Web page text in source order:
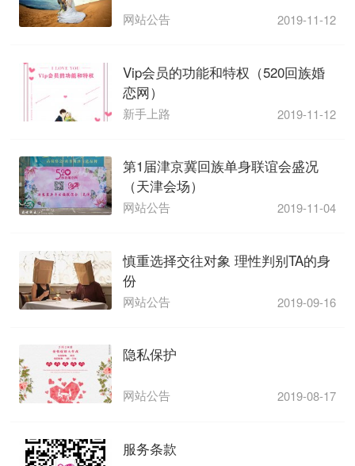
网站公告 2019-11-12
Vip会员的功能和特权（520回族婚
恋网）
新手上路 2019-11-12
第1届津京冀回族单身联谊会盛况
（天津会场）
网站公告 2019-11-04
慎重选择交往对象 理性判别TA的身
份
网站公告 2019-09-16
隐私保护
网站公告 2019-08-17
服务条款